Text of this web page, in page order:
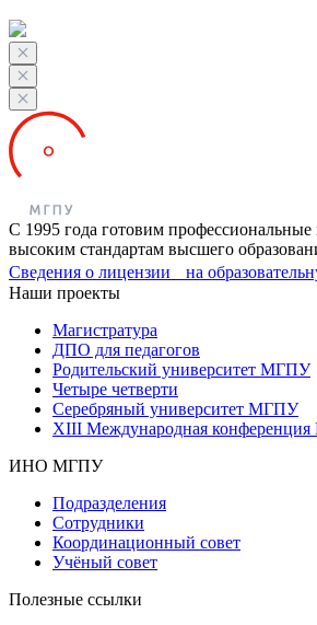
С 1995 года готовим
высоким стандартам высшего
Сведения о лицензии на
Наши проекты
Магистратура
ДПО для педагогов
Родительский университет МГПУ
Четыре четверти
Серебряный университет МГПУ
XIII Международная
ИНО МГПУ
Подразделения
Сотрудники
Координационный совет
Учёный совет
Полезные ссылки